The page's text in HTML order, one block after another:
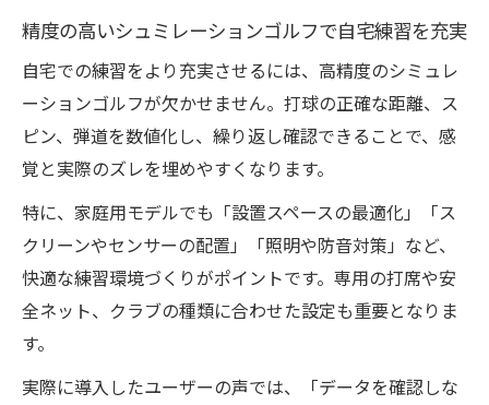
防音や床材など快適な自作環境の整え方
シュミレーションゴルフ導入時に重要な比較ポ
イント
シュミレーションゴルフ導入前に確認すべ
き性能比較
精度や機能で選ぶシュミレーションゴルフ
の比較方法
家庭用と業務用のシュミレーションゴルフ
スペック違い
ポイント
精度の高いシュミレーションゴルフで自宅練習を充実
自宅での練習をより充実させるには、高精度のシミュレ
ーションゴルフが欠かせません。打球の正確な距離、ス
ピン、弾道を数値化し、繰り返し確認できることで、感
覚と実際のズレを埋めやすくなります。
特に、家庭用モデルでも「設置スペースの最適化」「ス
クリーンやセンサーの配置」「照明や防音対策」など、
快適な練習環境づくりがポイントです。専用の打席や安
全ネット、クラブの種類に合わせた設定も重要となりま
す。
実際に導入したユーザーの声では、「データを確認しな